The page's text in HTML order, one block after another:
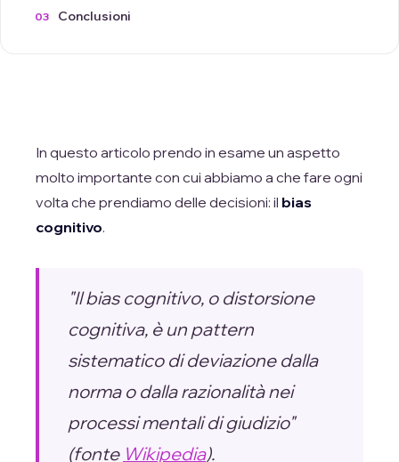
Conclusioni
In questo articolo prendo in esame un aspetto
molto importante con cui abbiamo a che fare ogni
volta che prendiamo delle decisioni: il bias
cognitivo.
"Il bias cognitivo, o distorsione
cognitiva, è un pattern
sistematico di deviazione dalla
norma o dalla razionalità nei
processi mentali di giudizio"
(fonte Wikipedia).